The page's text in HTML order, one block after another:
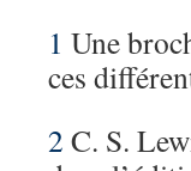
1 Une
ces
2 C. S.